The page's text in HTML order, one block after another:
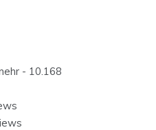
- 10.168